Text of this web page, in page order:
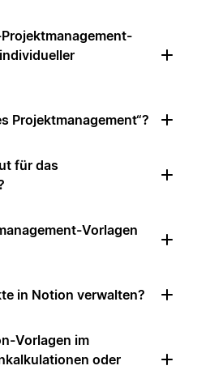
Projektmanagement“?
für das
Vorlagen
in Notion verwalten?
Vorlagen im
oder